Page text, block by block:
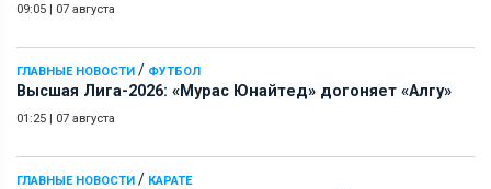
09:05 | 07 августа
ГЛАВНЫЕ НОВОСТИ / ФУТБОЛ
Высшая Лига-2026: «Мурас Юнайтед» догоняет «Алгу»
01:25 | 07 августа
ГЛАВНЫЕ НОВОСТИ / КАРАТЕ